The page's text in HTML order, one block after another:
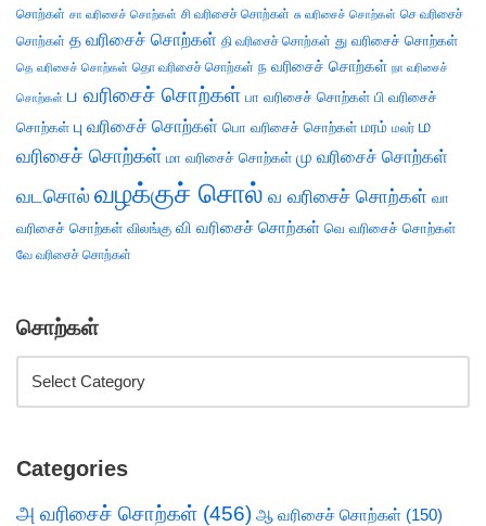
சொற்கள் சா வரிசைச் சொற்கள் சி வரிசைச் சொற்கள் சு வரிசைச் சொற்கள் செ வரிசைச்
சொற்கள் த வரிசைச் சொற்கள் தி வரிசைச் சொற்கள் து வரிசைச் சொற்கள்
தெ வரிசைச் சொற்கள் தொ வரிசைச் சொற்கள் ந வரிசைச் சொற்கள் நா வரிசைச்
சொற்கள் ப வரிசைச் சொற்கள் பா வரிசைச் சொற்கள் பி வரிசைச்
சொற்கள் பு வரிசைச் சொற்கள் பொ வரிசைச் சொற்கள் மரம் மலர் ம
வரிசைச் சொற்கள் மா வரிசைச் சொற்கள் மு வரிசைச் சொற்கள்
வடசொல் வழக்குச் சொல் வ வரிசைச் சொற்கள் வா
வரிசைச் சொற்கள் விலங்கு வி வரிசைச் சொற்கள் வெ வரிசைச் சொற்கள்
வே வரிசைச் சொற்கள்
சொற்கள்
Categories
அ வரிசைச் சொற்கள் (456) ஆ வரிசைச் சொற்கள் (150)